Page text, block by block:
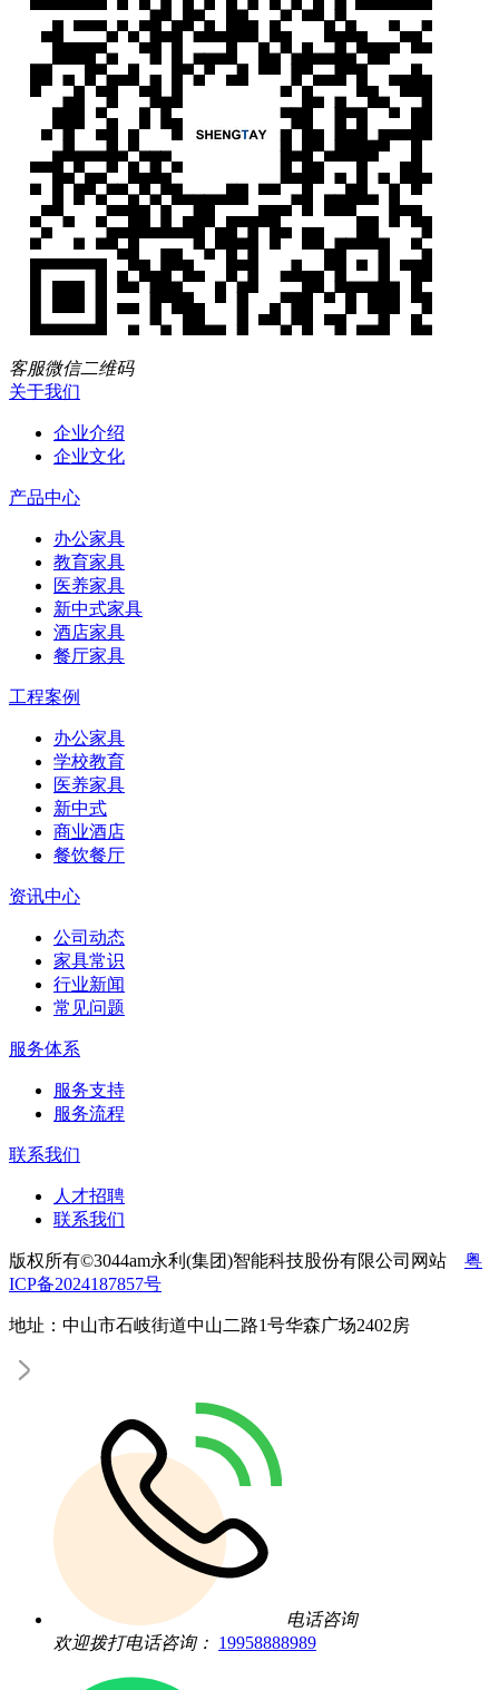
客服微信二维码
关于我们
企业介绍
企业文化
产品中心
办公家具
教育家具
医养家具
新中式家具
酒店家具
餐厅家具
工程案例
办公家具
学校教育
医养家具
新中式
商业酒店
餐饮餐厅
资讯中心
公司动态
家具常识
行业新闻
常见问题
服务体系
服务支持
服务流程
联系我们
人才招聘
联系我们
版权所有©3044am永利(集团)智能科技股份有限公司网站 粤
ICP备2024187857号
地址：中山市石岐街道中山二路1号华森广场2402房
电话咨询
欢迎拨打电话咨询： 19958888989